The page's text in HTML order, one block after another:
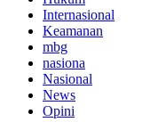
Internasional
Keamanan
mbg
nasiona
Nasional
News
Opini